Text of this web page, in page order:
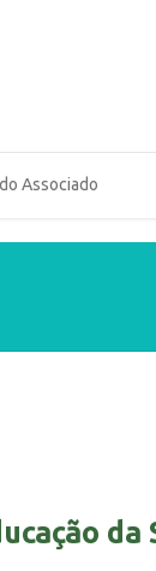
Associado
da